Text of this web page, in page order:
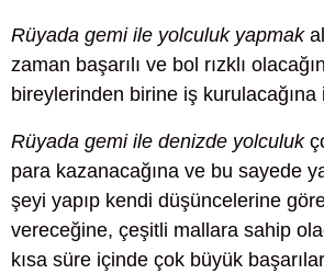
Rüyada gemi ile yolculuk yapmak
zaman başarılı ve bol rızklı
bireylerinden birine iş kurulacağına
Rüyada gemi ile denizde yolculuk
para kazanacağına ve bu sayede
şeyi yapıp kendi düşüncelerine
vereceğine, çeşitli mallara sahip
kısa süre içinde çok büyük